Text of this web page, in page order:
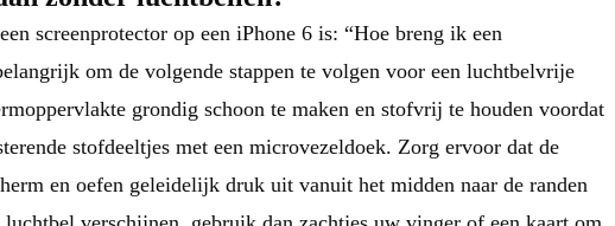
screenprotector op een iPhone 6 is: “Hoe breng ik een
om de volgende stappen te volgen voor een luchtbelvrije
grondig schoon te maken en stofvrij te houden voordat
stofdeeltjes met een microvezeldoek. Zorg ervoor dat de
en oefen geleidelijk druk uit vanuit het midden naar de randen